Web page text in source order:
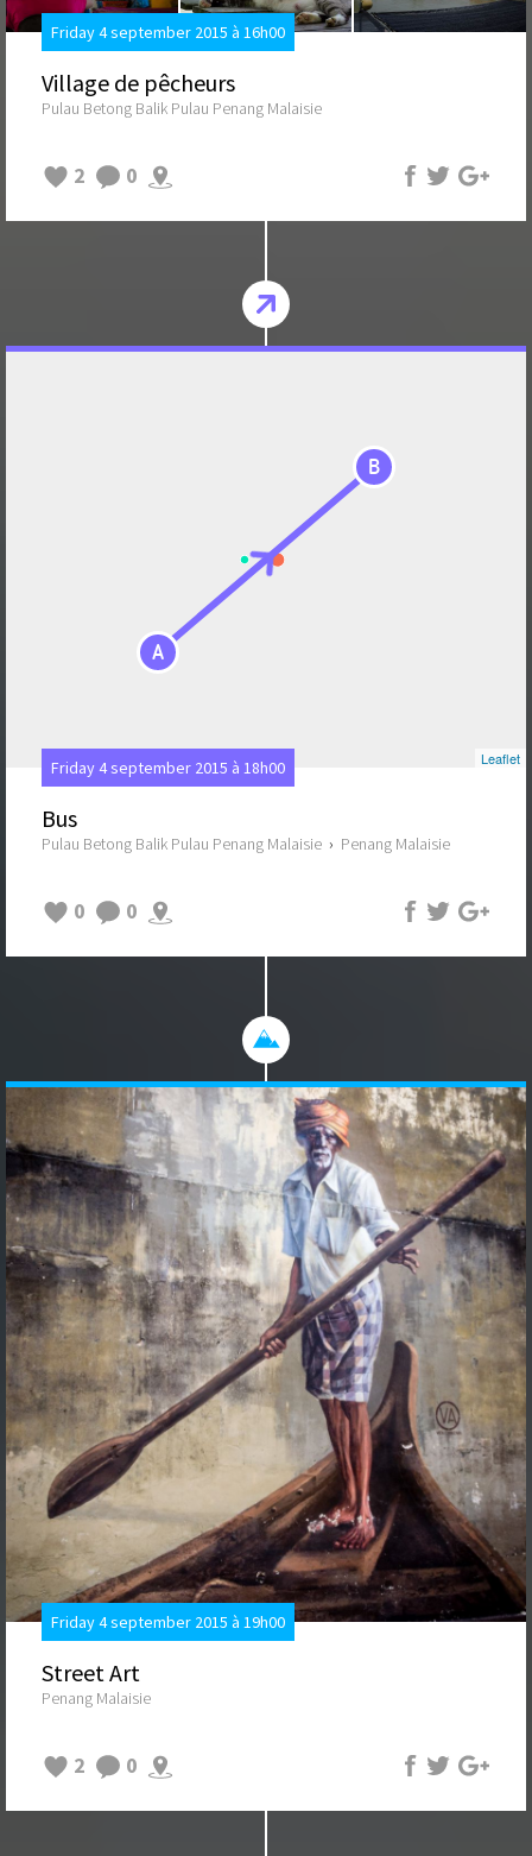
Friday 4 september 2015 à 16h00
Village de pêcheurs
Pulau Betong Balik Pulau Penang Malaisie
2 0
A
B
Leaflet
Friday 4 september 2015 à 18h00
Bus
Pulau Betong Balik Pulau Penang Malaisie › Penang Malaisie
0 0
Friday 4 september 2015 à 19h00
Street Art
Penang Malaisie
2 0